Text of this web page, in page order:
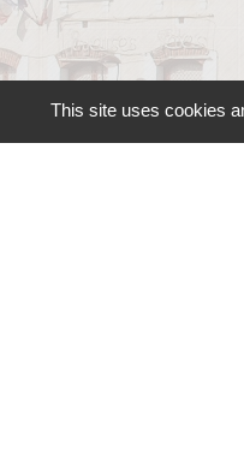
This site uses cookies